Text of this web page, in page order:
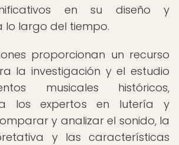
en su diseño y
lo largo del tiempo.
proporcionan un recurso
la investigación y el estudio
musicales históricos,
los expertos en lutería y
y analizar el sonido, la
y las características